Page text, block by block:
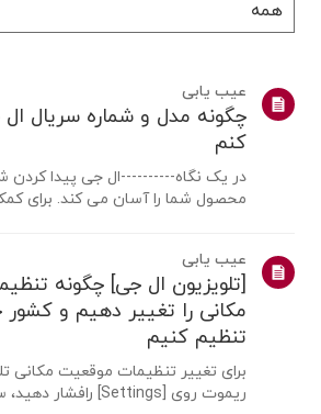
عیب یابی
چگونه مدل و شماره سریال ال
کنم
در یک نگاه----------ال جی پیدا کردن
محصول شما را آسان می کند. برای
مدل ها ایجاد شده است، بنابرا...
عیب یابی
[تلویزیون ال جی] چگونه
مکانی را تغییر دهیم و
تنظیم کنیم